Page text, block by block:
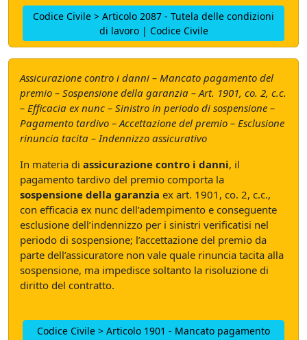
Codice Civile > Articolo 2087 - Tutela delle condizioni
di lavoro | Codice Civile
Assicurazione contro i danni – Mancato pagamento del
premio – Sospensione della garanzia – Art. 1901, co. 2, c.c.
– Efficacia ex nunc – Sinistro in periodo di sospensione –
Pagamento tardivo – Accettazione del premio – Esclusione
rinuncia tacita – Indennizzo assicurativo
In materia di assicurazione contro i danni, il
pagamento tardivo del premio comporta la
sospensione della garanzia ex art. 1901, co. 2, c.c.,
con efficacia ex nunc dell’adempimento e conseguente
esclusione dell’indennizzo per i sinistri verificatisi nel
periodo di sospensione; l’accettazione del premio da
parte dell’assicuratore non vale quale rinuncia tacita alla
sospensione, ma impedisce soltanto la risoluzione di
diritto del contratto.
Codice Civile > Articolo 1901 - Mancato pagamento